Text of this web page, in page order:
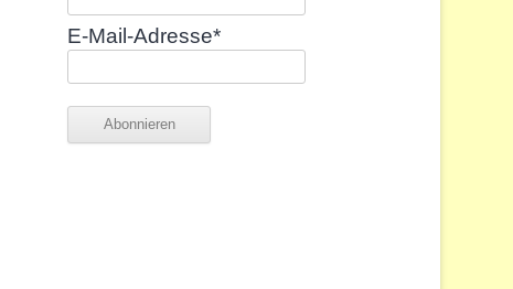
E-Mail-Adresse*